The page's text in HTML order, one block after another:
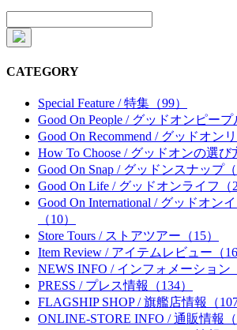
CATEGORY
Special Feature / 特集（99）
Good On People / グッドオンピープ
Good On Recommend / グッドオン
How To Choose / グッドオンの選び
Good On Snap / グッドンスナップ（
Good On Life / グッドオンライフ（2
Good On International / グッドオン
（10）
Store Tours / ストアツアー（15）
Item Review / アイテムレビュー（16
NEWS INFO / インフォメーション
PRESS / プレス情報（134）
FLAGSHIP SHOP / 旗艦店情報（107
ONLINE-STORE INFO / 通販情報（